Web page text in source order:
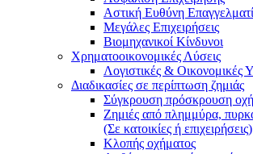
Αστική Ευθύνη
Μεγάλες Επιχειρήσεις
Βιομηχανικοί Κίνδυνοι
Χρηματοοικονομικές Λύσεις
Λογιστικές & Οικονομικές
Διαδικασίες σε περίπτωση ζημιάς
Σύγκρουση πρόσκρουση
Ζημιές από πλημμύρα,
(Σε κατοικίες ή επιχειρήσεις)
Κλοπής οχήματος